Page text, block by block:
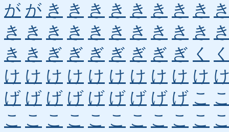
が が き き き き き き き き
き き き き き き き き き き
き き ぎ ぎ ぎ ぎ ぎ ぎ ぎ く
け け け け け け け け け け
げ げ げ げ げ げ げ げ げ こ
こ こ こ こ こ こ こ こ こ こ